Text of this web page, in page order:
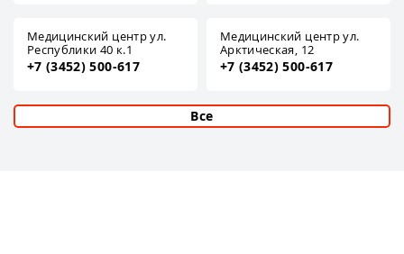
Медицинский центр ул.
Республики 40 к.1
+7 (3452) 500-617
Медицинский центр ул.
Арктическая, 12
+7 (3452) 500-617
Все